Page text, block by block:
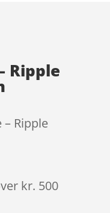
Ripple
– Ripple
kr. 500